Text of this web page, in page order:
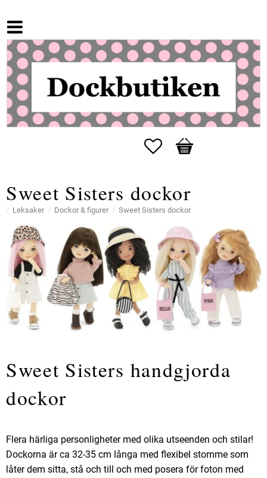
Favoriter
Kundvagn
Sweet Sisters dockor
Leksaker Dockor & figurer Sweet Sisters dockor
Sweet Sisters handgjorda
dockor
Flera härliga personligheter med olika utseenden och stilar!
Dockorna är ca 32-35 cm långa med flexibel stomme som
låter dem sitta, stå och till och med posera för foton med